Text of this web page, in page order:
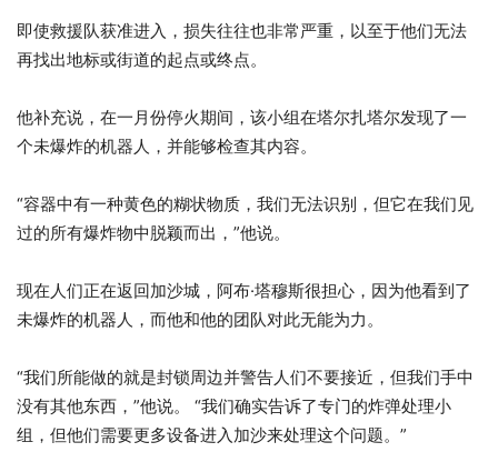
即使救援队获准进入，损失往往也非常严重，以至于他们无法
再找出地标或街道的起点或终点。
他补充说，在一月份停火期间，该小组在塔尔扎塔尔发现了一
个未爆炸的机器人，并能够检查其内容。
“容器中有一种黄色的糊状物质，我们无法识别，但它在我们见
过的所有爆炸物中脱颖而出，”他说。
现在人们正在返回加沙城，阿布·塔穆斯很担心，因为他看到了
未爆炸的机器人，而他和他的团队对此无能为力。
“我们所能做的就是封锁周边并警告人们不要接近，但我们手中
没有其他东西，”他说。 “我们确实告诉了专门的炸弹处理小
组，但他们需要更多设备进入加沙来处理这个问题。”